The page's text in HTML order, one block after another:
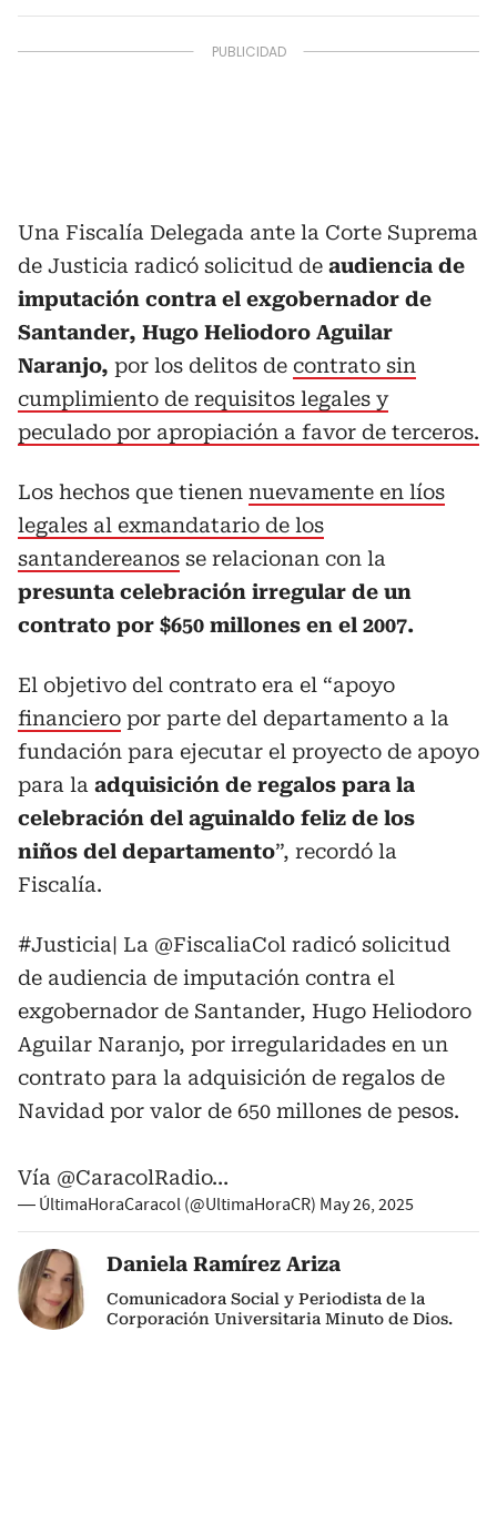
Una Fiscalía Delegada ante la Corte Suprema
de Justicia radicó solicitud de audiencia de
imputación contra el exgobernador de
Santander, Hugo Heliodoro Aguilar
Naranjo, por los delitos de contrato sin
cumplimiento de requisitos legales y
peculado por apropiación a favor de terceros.
Los hechos que tienen nuevamente en líos
legales al exmandatario de los
santandereanos se relacionan con la
presunta celebración irregular de un
contrato por $650 millones en el 2007.
El objetivo del contrato era el “apoyo
financiero por parte del departamento a la
fundación para ejecutar el proyecto de apoyo
para la adquisición de regalos para la
celebración del aguinaldo feliz de los
niños del departamento”, recordó la
Fiscalía.
#Justicia| La @FiscaliaCol radicó solicitud
de audiencia de imputación contra el
exgobernador de Santander, Hugo Heliodoro
Aguilar Naranjo, por irregularidades en un
contrato para la adquisición de regalos de
Navidad por valor de 650 millones de pesos.
Vía @CaracolRadio…
— ÚltimaHoraCaracol (@UltimaHoraCR) May 26, 2025
Daniela Ramírez Ariza
Comunicadora Social y Periodista de la
Corporación Universitaria Minuto de Dios.